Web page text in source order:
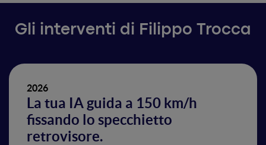
Gli interventi di Filippo Trocca
2026
La tua IA guida a 150 km/h
fissando lo specchietto
retrovisore.